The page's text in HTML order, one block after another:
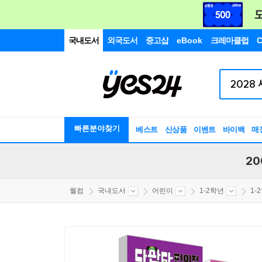
국내도서 외국도서 중고샵 eBook 크레마클럽
빠른분야찾기 베스트 신상품 이벤트 바이백 매
웰컴 국내도서 어린이 1-2학년 1-